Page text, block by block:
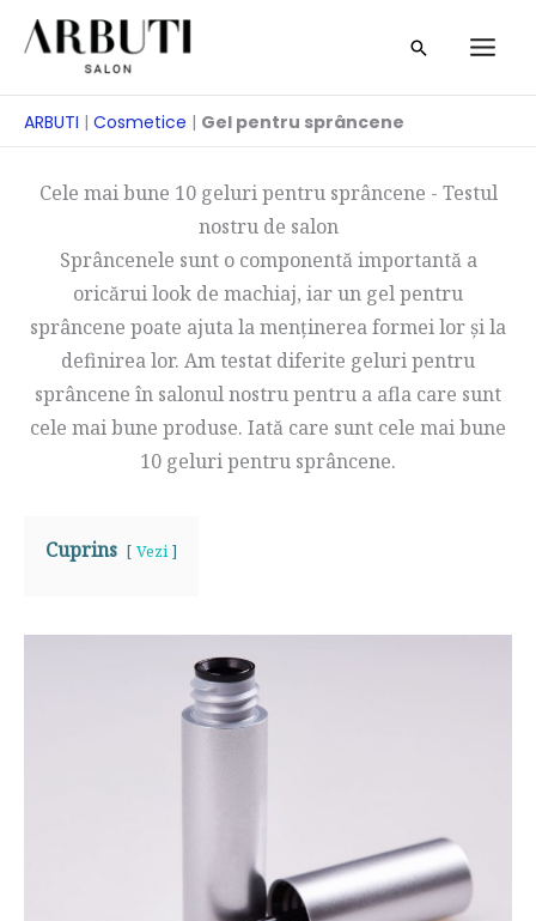
Treci
Căutare
ARBUTI | Cosmetice | Gel pentru sprâncene
Cele mai bune 10 geluri pentru sprâncene - Testul
nostru de salon
Sprâncenele sunt o componentă importantă a
oricărui look de machiaj, iar un gel pentru
sprâncene poate ajuta la menținerea formei lor și la
definirea lor. Am testat diferite geluri pentru
sprâncene în salonul nostru pentru a afla care sunt
cele mai bune produse. Iată care sunt cele mai bune
10 geluri pentru sprâncene.
Cuprins Vezi